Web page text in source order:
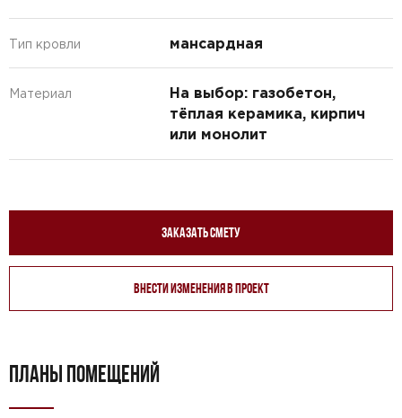
Тип кровли мансардная
Материал
На выбор: газобетон,
тёплая керамика, кирпич
или монолит
Заказать смету
Внести изменения в проект
ПЛАНЫ ПОМЕЩЕНИЙ